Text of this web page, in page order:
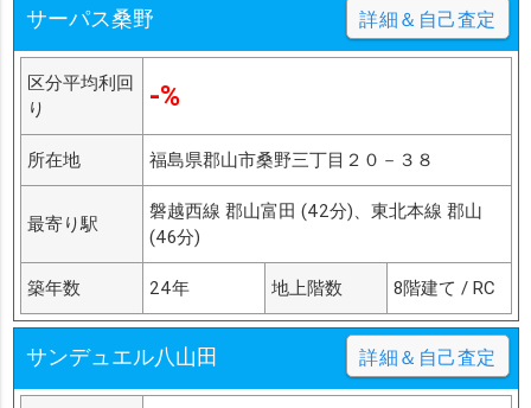
サーパス桑野 詳細＆自己査定
区分平均利回
り
-%
所在地 福島県郡山市桑野三丁目２０－３８
最寄り駅
磐越西線 郡山富田 (42分)、東北本線 郡山
(46分)
築年数 24年 地上階数 8階建て / RC
サンデュエル八山田 詳細＆自己査定